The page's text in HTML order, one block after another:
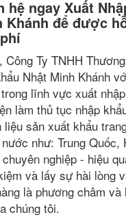
hệ ngay Xuất
Khánh để được
Công Ty TNHH
Nhật Minh Khánh
lĩnh vực xuất
làm thủ tục nhập
liệu sản xuất khẩu
như: Trung Quốc,
nghiệp - hiệu
và lấy sự hài lòng
là phương châm và
chúng tôi.